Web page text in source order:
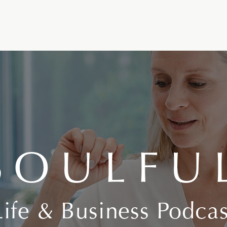
& Business